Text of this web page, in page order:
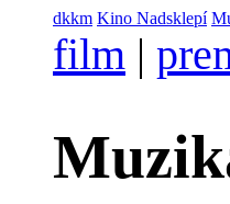
dkkm Kino Nadsklepí
film |